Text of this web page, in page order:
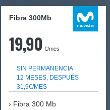
Fibra 300Mb
19,90 €/mes
SIN PERMANENCIA
12 MESES, DESPUÉS
31,9€/MES
Fibra 300 Mb